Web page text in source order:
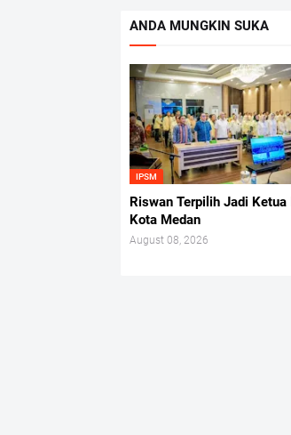
ANDA MUNGKIN SUKA
IPSM
Riswan Terpilih Jadi Ketua
Kota Medan
August 08, 2026